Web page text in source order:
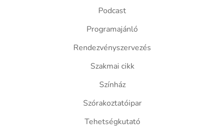
Podcast
Programajánló
Rendezvényszervezés
Szakmai cikk
Színház
Szórakoztatóipar
Tehetségkutató